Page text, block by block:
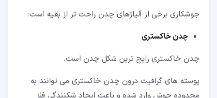
جوشکاری برخی از آلیاژهای چدن راحت تر از بقیه است:
چدن خاکستری
چدن خاکستری رایج ترین شکل چدن است.
پوسته های گرافیت درون چدن خاکستری می توانند به